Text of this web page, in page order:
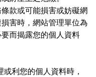
款或可能損害或妨礙網
害時，網站管理單位為
而揭露您的個人資料
利您的個人資料時，